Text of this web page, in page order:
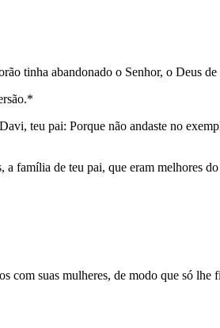
tinha abandonado o Senhor, o Deus de
teu pai: Porque não andaste no
a família de teu pai, que eram melhores
com suas mulheres, de modo que só lhe